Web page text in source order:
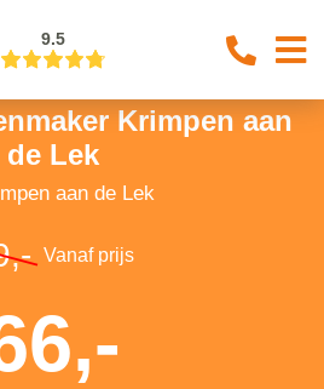
9.5
Krimpen aan
de Lek
aan de Lek
Vanaf prijs